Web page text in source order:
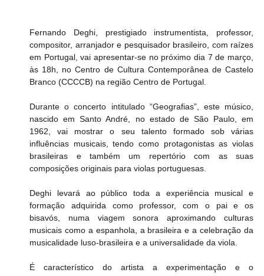
Fernando Deghi, prestigiado instrumentista, professor,
compositor, arranjador e pesquisador brasileiro, com raízes
em Portugal, vai apresentar-se no próximo dia 7 de março,
às 18h, no Centro de Cultura Contemporânea de Castelo
Branco (CCCCB) na região Centro de Portugal.
Durante o concerto intitulado “Geografias”, este músico,
nascido em Santo André, no estado de São Paulo, em
1962, vai mostrar o seu talento formado sob várias
influências musicais, tendo como protagonistas as violas
brasileiras e também um repertório com as suas
composições originais para violas portuguesas.
Deghi levará ao público toda a experiência musical e
formação adquirida como professor, com o pai e os
bisavós, numa viagem sonora aproximando culturas
musicais como a espanhola, a brasileira e a celebração da
musicalidade luso-brasileira e a universalidade da viola.
É característico do artista a experimentação e o